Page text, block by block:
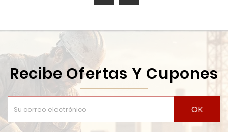
Recibe Ofertas Y Cupones
OK